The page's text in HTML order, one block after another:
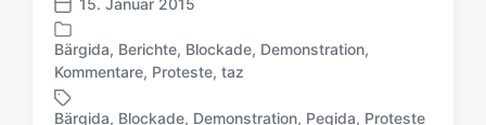
V
e
r
ö
f
15. Januar 2015
V
r
Bärgida, Berichte, Blockade, Demonstration,
Kommentare, Proteste, taz
S
Bärgida, Blockade, Demonstration, Pegida, Proteste